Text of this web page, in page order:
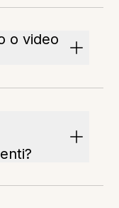
o video